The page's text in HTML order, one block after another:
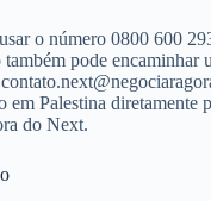
o número 0800 600
pode encaminhar
em Palestina diretamente
do Next.